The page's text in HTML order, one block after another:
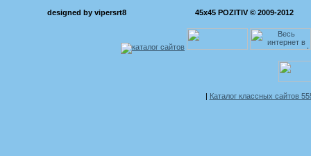
designed by vipersrt8 45x45 POZITIV © 2009-2012
Каталог классных сайтов